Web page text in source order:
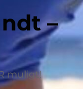
–
muligt!